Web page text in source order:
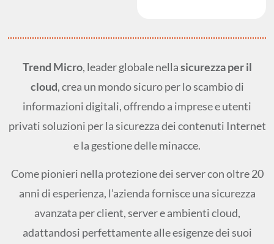
Trend Micro, leader globale nellasicurezza per il
cloud, crea un mondo sicuro per lo scambio di
informazioni digitali, offrendo a imprese e utenti
privati soluzioni per la sicurezza dei contenuti Internet
e la gestione delle minacce.
Come pionieri nella protezione dei server con oltre 20
anni di esperienza, l’azienda fornisce una sicurezza
avanzata per client, server e ambienti cloud,
adattandosi perfettamente alle esigenze dei suoi